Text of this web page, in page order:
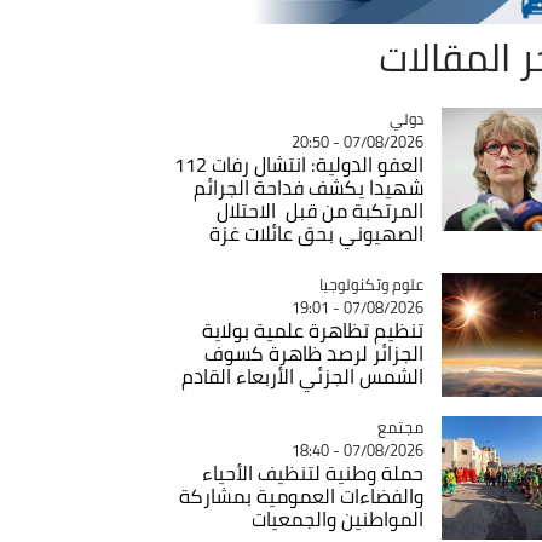
المقالات
Catégorie
دولي
07/08/2026 - 20:50
العفو الدولية: انتشال رفات 112
شهيدا يكشف فداحة الجرائم
المرتكبة من قبل الاحتلال
الصهيوني بحق عائلات غزة
Catégorie
علوم وتكنولوجيا
07/08/2026 - 19:01
تنظيم تظاهرة علمية بولاية
الجزائر لرصد ظاهرة كسوف
الشمس الجزئي الأربعاء القادم
Catégorie
مجتمع
07/08/2026 - 18:40
حملة وطنية لتنظيف الأحياء
والفضاءات العمومية بمشاركة
المواطنين والجمعيات